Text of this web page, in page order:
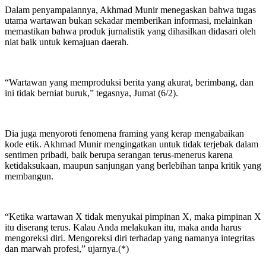
Dalam penyampaiannya, Akhmad Munir menegaskan bahwa tugas
utama wartawan bukan sekadar memberikan informasi, melainkan
memastikan bahwa produk jurnalistik yang dihasilkan didasari oleh
niat baik untuk kemajuan daerah.
“Wartawan yang memproduksi berita yang akurat, berimbang, dan
ini tidak berniat buruk,” tegasnya, Jumat (6/2).
Dia juga menyoroti fenomena framing yang kerap mengabaikan
kode etik. Akhmad Munir mengingatkan untuk tidak terjebak dalam
sentimen pribadi, baik berupa serangan terus-menerus karena
ketidaksukaan, maupun sanjungan yang berlebihan tanpa kritik yang
membangun.
“Ketika wartawan X tidak menyukai pimpinan X, maka pimpinan X
itu diserang terus. Kalau Anda melakukan itu, maka anda harus
mengoreksi diri. Mengoreksi diri terhadap yang namanya integritas
dan marwah profesi,” ujarnya.(*)